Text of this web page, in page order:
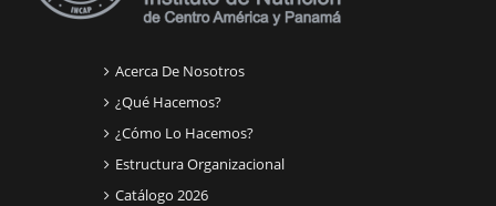
Acerca De Nosotros
¿Qué Hacemos?
¿Cómo Lo Hacemos?
Estructura Organizacional
Catálogo 2026